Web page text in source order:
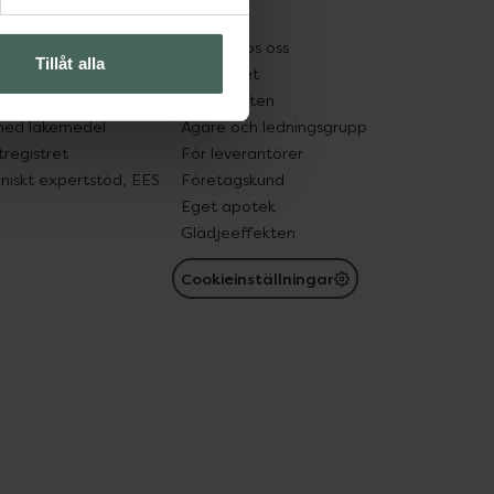
Tillåt alla
in gammal medicin
läkemedel
expertstöd, EES
Pressrum
Jobba hos oss
Hållbarhet
Samarbeten
Ägare och ledningsgrupp
För leverantörer
Företagskund
Eget apotek
Glädjeeffekten
Cookieinställningar